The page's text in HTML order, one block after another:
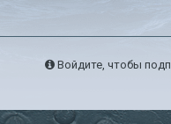
Войдите, чтобы